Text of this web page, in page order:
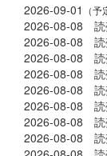
2026-09-01 （予
2026-08-08
2026-08-08
2026-08-08
2026-08-08
2026-08-08
2026-08-08
2026-08-08
2026-08-08